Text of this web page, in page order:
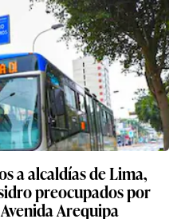
a alcaldías de Lima,
preocupados por
Arequipa